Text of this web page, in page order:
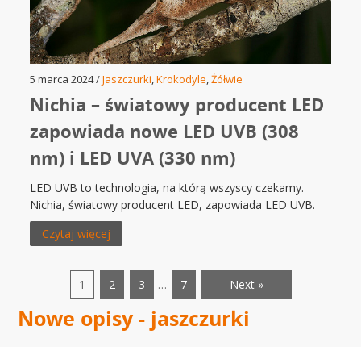
5 marca 2024 /Jaszczurki,Krokodyle,Żółwie
Nichia – światowy producent LED
zapowiada nowe LED UVB (308
nm) i LED UVA (330 nm)
LED UVB to technologia, na którą wszyscy czekamy.
Nichia, światowy producent LED, zapowiada LED UVB.
Czytaj więcej
1 2 3 … 7 Next »
Nowe opisy - jaszczurki